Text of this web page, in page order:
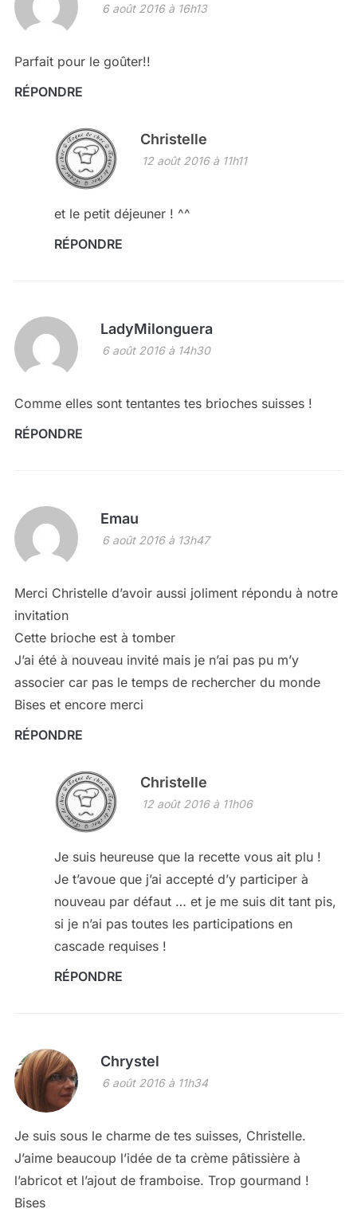
6 août 2016 à 16h13
Parfait pour le goûter!!
RÉPONDRE
Christelle
12 août 2016 à 11h11
et le petit déjeuner ! ^^
RÉPONDRE
LadyMilonguera
6 août 2016 à 14h30
Comme elles sont tentantes tes brioches suisses !
RÉPONDRE
Emau
6 août 2016 à 13h47
Merci Christelle d’avoir aussi joliment répondu à notre
invitation
Cette brioche est à tomber
J’ai été à nouveau invité mais je n’ai pas pu m’y
associer car pas le temps de rechercher du monde
Bises et encore merci
RÉPONDRE
Christelle
12 août 2016 à 11h06
Je suis heureuse que la recette vous ait plu !
Je t’avoue que j’ai accepté d’y participer à
nouveau par défaut … et je me suis dit tant pis,
si je n’ai pas toutes les participations en
cascade requises !
RÉPONDRE
Chrystel
6 août 2016 à 11h34
Je suis sous le charme de tes suisses, Christelle.
J’aime beaucoup l’idée de ta crème pâtissière à
l’abricot et l’ajout de framboise. Trop gourmand !
Bises